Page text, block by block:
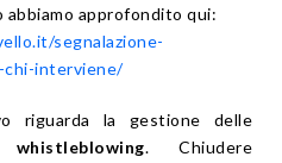
approfondito qui:
segnalazione-
chi-interviene/
riguarda la gestione delle
. Chiudere